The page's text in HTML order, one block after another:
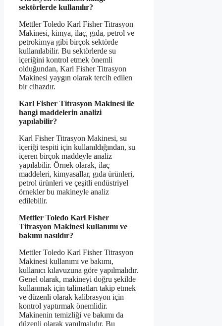
sektörlerde kullanılır?
Mettler Toledo Karl Fisher Titrasyon
Makinesi, kimya, ilaç, gıda, petrol ve
petrokimya gibi birçok sektörde
kullanılabilir. Bu sektörlerde su
içeriğini kontrol etmek önemli
olduğundan, Karl Fisher Titrasyon
Makinesi yaygın olarak tercih edilen
bir cihazdır.
Karl Fisher Titrasyon Makinesi ile
hangi maddelerin analizi
yapılabilir?
Karl Fisher Titrasyon Makinesi, su
içeriği tespiti için kullanıldığından, su
içeren birçok maddeyle analiz
yapılabilir. Örnek olarak, ilaç
maddeleri, kimyasallar, gıda ürünleri,
petrol ürünleri ve çeşitli endüstriyel
örnekler bu makineyle analiz
edilebilir.
Mettler Toledo Karl Fisher
Titrasyon Makinesi kullanımı ve
bakımı nasıldır?
Mettler Toledo Karl Fisher Titrasyon
Makinesi kullanımı ve bakımı,
kullanıcı kılavuzuna göre yapılmalıdır.
Genel olarak, makineyi doğru şekilde
kullanmak için talimatları takip etmek
ve düzenli olarak kalibrasyon için
kontrol yaptırmak önemlidir.
Makinenin temizliği ve bakımı da
düzenli olarak yapılmalıdır. Bu